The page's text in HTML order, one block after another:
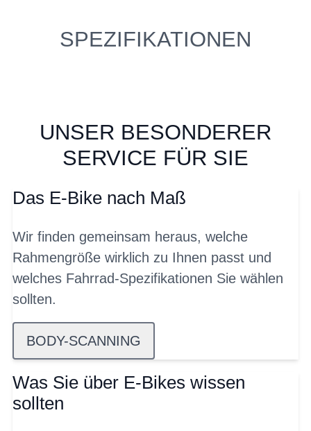
SPEZIFIKATIONEN
UNSER BESONDERER
SERVICE FÜR SIE
Das E-Bike nach Maß
Wir finden gemeinsam heraus, welche
Rahmengröße wirklich zu Ihnen passt und
welches Fahrrad-Spezifikationen Sie wählen
sollten.
BODY-SCANNING
Was Sie über E-Bikes wissen
sollten